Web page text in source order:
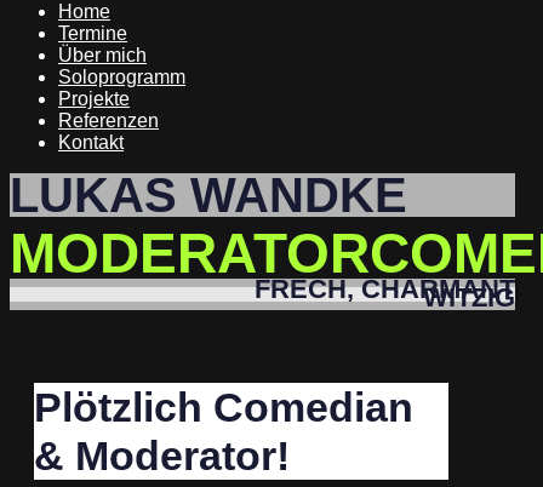
Home
Termine
Über mich
Soloprogramm
Projekte
Referenzen
Kontakt
LUKAS WANDKE
MODERATOR
FRECH, CHARMANT
WITZIG
Plötzlich Comedian
& Moderator!